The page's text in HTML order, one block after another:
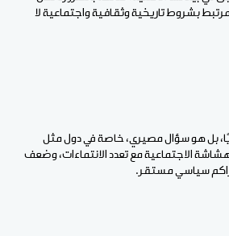
بشروط تاريخية وثقافية واجتماعية لا
بل هو سؤال مصيري، خاصة في دول مثل
الاجتماعية مع تعدد الانتماءات، وضعف
سياسي مستقر.